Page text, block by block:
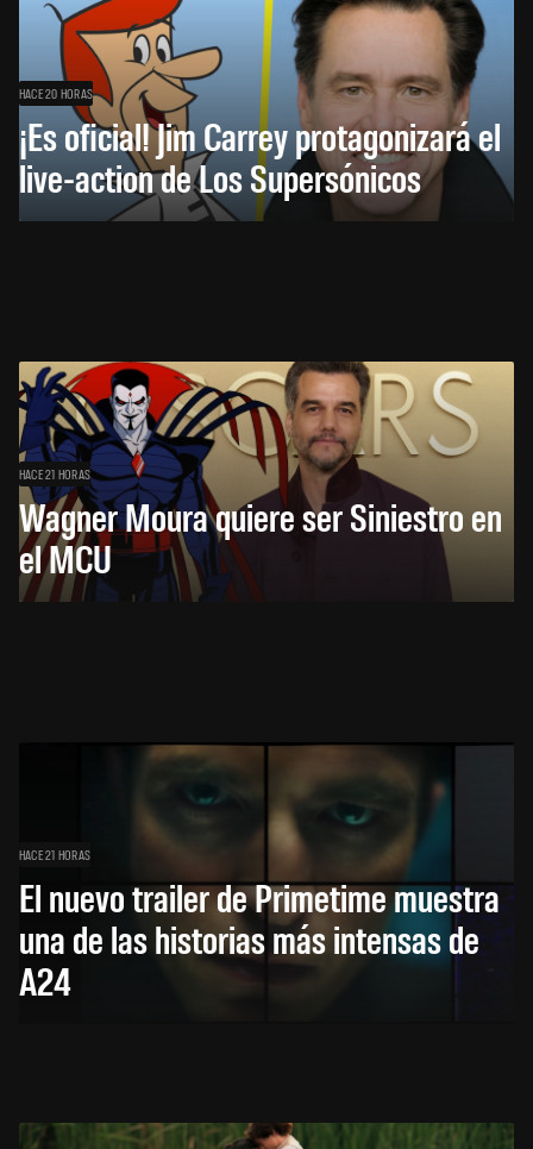
HACE 20 HORAS
¡Es oficial! Jim Carrey protagonizará el
live-action de Los Supersónicos
HACE 21 HORAS
Wagner Moura quiere ser Siniestro en
el MCU
HACE 21 HORAS
El nuevo trailer de Primetime muestra
una de las historias más intensas de
A24